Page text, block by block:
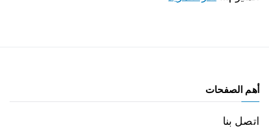
أهم الصفحات
اتصل بنا